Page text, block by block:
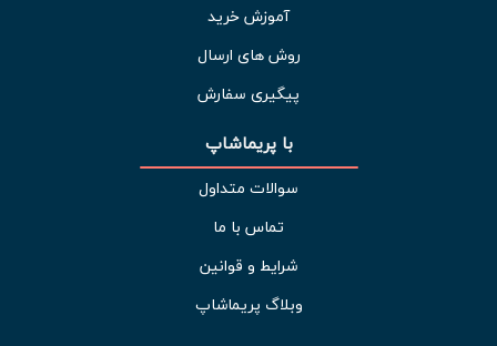
آموزش خرید
روش های ارسال
پیگیری سفارش
با پریماشاپ
سوالات متداول
تماس با ما
شرایط و قوانین
وبلاگ پریماشاپ